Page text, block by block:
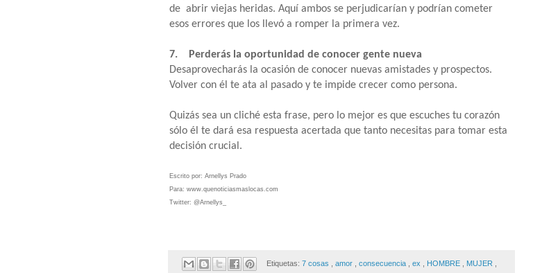
de abrir viejas heridas. Aquí ambos se perjudicarían y podrían cometer
esos errores que los llevó a romper la primera vez.
7. Perderás la oportunidad de conocer gente nueva
Desaprovecharás la ocasión de conocer nuevas amistades y prospectos.
Volver con él te ata al pasado y te impide crecer como persona.
Quizás sea un cliché esta frase, pero lo mejor es que escuches tu corazón
sólo él te dará esa respuesta acertada que tanto necesitas para tomar esta
decisión crucial.
Escrito por: Arnellys Prado
Para: www.quenoticiasmaslocas.com
Twitter: @Arnellys_
Etiquetas: 7 cosas amor consecuencia ex HOMBRE MUJER